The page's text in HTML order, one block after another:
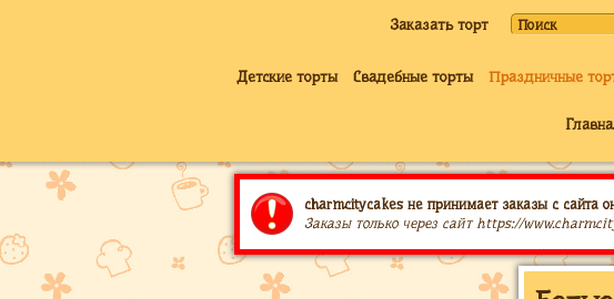
Заказать торт
Детские торты Свадебные торты Праздничные
charmcitycakes не принимает заказы с сайта
Заказы только через сайт https://